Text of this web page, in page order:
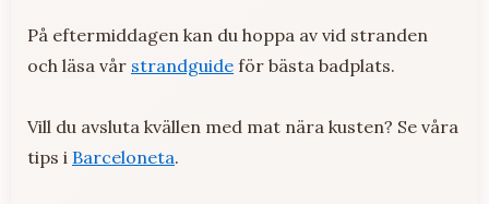
På eftermiddagen kan du hoppa av vid stranden
och läsa vår strandguide för bästa badplats.
Vill du avsluta kvällen med mat nära kusten? Se våra
tips i Barceloneta.